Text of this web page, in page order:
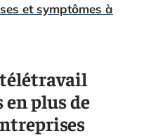
et symptômes à
plus de